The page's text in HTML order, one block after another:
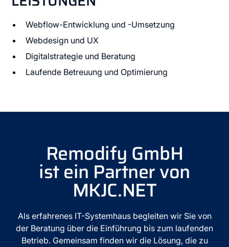
Webflow-Entwicklung und -Umsetzung
Webdesign und UX
Digitalstrategie und Beratung
Laufende Betreuung und Optimierung
Remodify GmbH
ist ein Partner von
MKJC.NET
Als erfahrenes IT-Systemhaus begleiten wir Sie von
der Beratung über die Einführung bis zum laufenden
Betrieb. Gemeinsam finden wir die Lösung, die zu